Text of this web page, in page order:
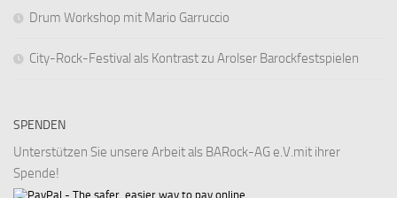
Drum Workshop mit Mario Garruccio
City-Rock-Festival als Kontrast zu Arolser Barockfestspielen
SPENDEN
Unterstützen Sie unsere Arbeit als BARock-AG e.V.mit ihrer
Spende!